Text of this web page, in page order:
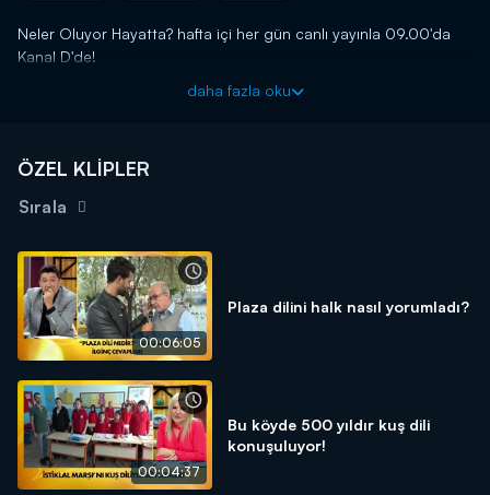
Neler Oluyor Hayatta? hafta içi her gün canlı yayınla 09.00'da
Kanal D'de!
daha fazla oku
ÖZEL KLİPLER
Sırala
00:06:05
Plaza dilini halk nasıl yorumladı?
00:04:37
Bu köyde 500 yıldır kuş dili
konuşuluyor!